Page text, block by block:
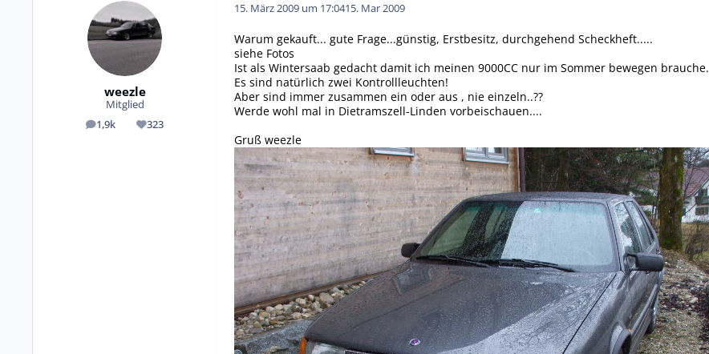
weezle
Mitglied
1,9k
Beiträge 323
Reputation
15. März 2009 um 17:0415. Mar 2009
Warum gekauft... gute Frage...günstig, Erstbesitz, durchgehend Scheckheft.....
siehe Fotos
Ist als Wintersaab gedacht damit ich meinen 9000CC nur im Sommer bewegen brauche.
Es sind natürlich zwei Kontrollleuchten!
Aber sind immer zusammen ein oder aus , nie einzeln..??
Werde wohl mal in Dietramszell-Linden vorbeischauen....
Gruß weezle